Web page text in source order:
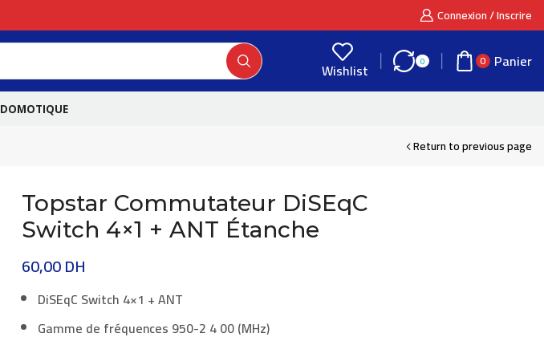
Connexion / Inscrire
Wishlist 0 0 Panier
DOMOTIQUE
Return to previous page
Topstar Commutateur DiSEqC
Switch 4×1 + ANT Étanche
60,00DH
DiSEqC Switch 4×1 + ANT
Gamme de fréquences 950-2 4 00 (MHz)